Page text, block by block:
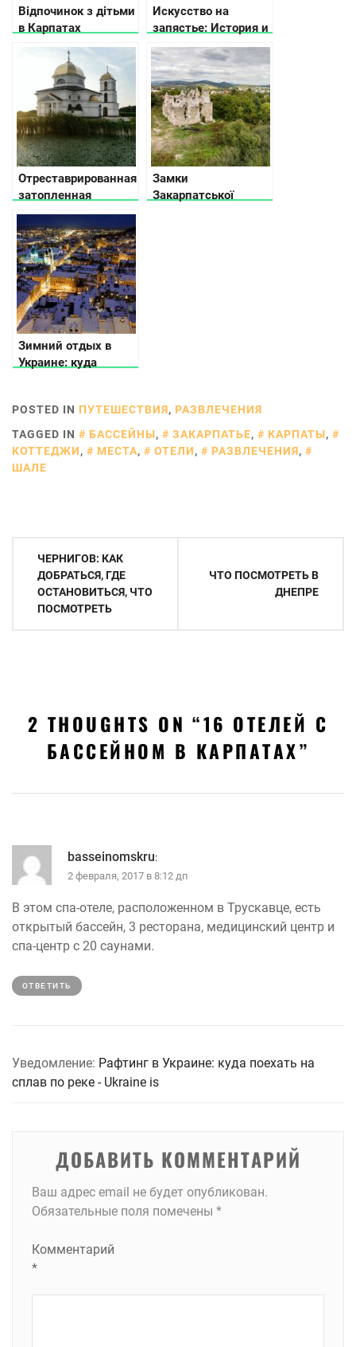
Відпочинок з дітьми
в Карпатах
Искусство на
запястье: История и
значение
драгоценных
браслетов
Отреставрированная
затопленная
церковь в Ржищеве
(Гусинцах)
Замки
Закарпатської
Зимний отдых в
Украине: куда
POSTED IN ПУТЕШЕСТВИЯ, РАЗВЛЕЧЕНИЯ
TAGGED IN
БАССЕЙНЫ, ЗАКАРПАТЬЕ, КАРПАТЫ,
КОТТЕДЖИ, МЕСТА, ОТЕЛИ, РАЗВЛЕЧЕНИЯ,
ШАЛЕ
Навигация
записям
ЧЕРНИГОВ: КАК
ДОБРАТЬСЯ, ГДЕ
ОСТАНОВИТЬСЯ, ЧТО
ПОСМОТРЕТЬ
ЧТО ПОСМОТРЕТЬ В
ДНЕПРЕ
2 THOUGHTS ON “16 ОТЕЛЕЙ С
БАССЕЙНОМ В КАРПАТАХ”
basseinomskru:
2 февраля, 2017 в 8:12 дп
В этом спа-отеле, расположенном в Трускавце, есть
открытый бассейн, 3 ресторана, медицинский центр и
спа-центр с 20 саунами.
ОТВЕТИТЬ
Уведомление: Рафтинг в Украине: куда поехать на
сплав по реке - Ukraine is
ДОБАВИТЬ КОММЕНТАРИЙ
Ваш адрес email не будет опубликован.
Обязательные поля помечены *
Комментарий
*